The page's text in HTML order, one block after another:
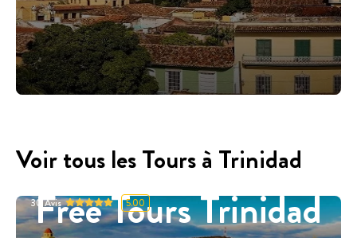
Voir tous les Tours à Trinidad
Free Tours Trinidad
30 Avis 5.00